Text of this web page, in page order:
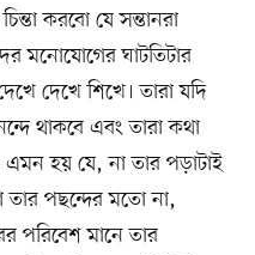
করবো যে সন্তানরা
মনোযোগের ঘাটতিটার
দেখে শিখে। তারা যদি
থাকবে এবং তারা কথা
হয় যে, না তার পড়াটাই
তার পছন্দের মতো না,
পরিবেশ মানে তার